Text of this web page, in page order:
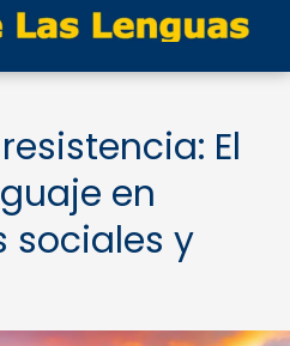
El
en
sociales y